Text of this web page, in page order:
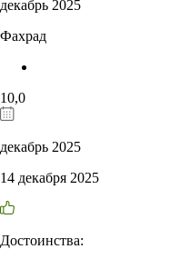
декабрь 2025
Фахрад
10,0
декабрь 2025
14 декабря 2025
Достоинства: